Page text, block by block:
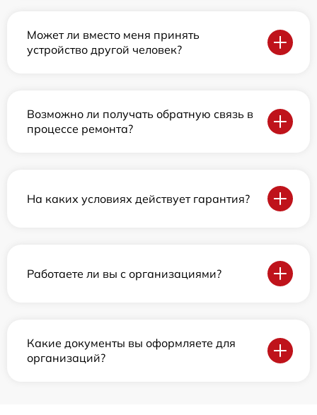
Может ли вместо меня принять
устройство другой человек?
Возможно ли получать обратную связь в
процессе ремонта?
На каких условиях действует гарантия?
Работаете ли вы с организациями?
Какие документы вы оформляете для
организаций?